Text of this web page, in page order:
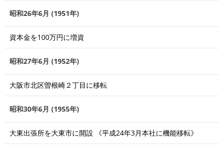
昭和26年6月 (1951年)
資本金を100万円に増資
昭和27年6月 (1952年)
大阪市北区曽根崎２丁目に移転
昭和30年6月 (1955年)
大東出張所を大東市に開設 《平成24年3月本社に機能移転》